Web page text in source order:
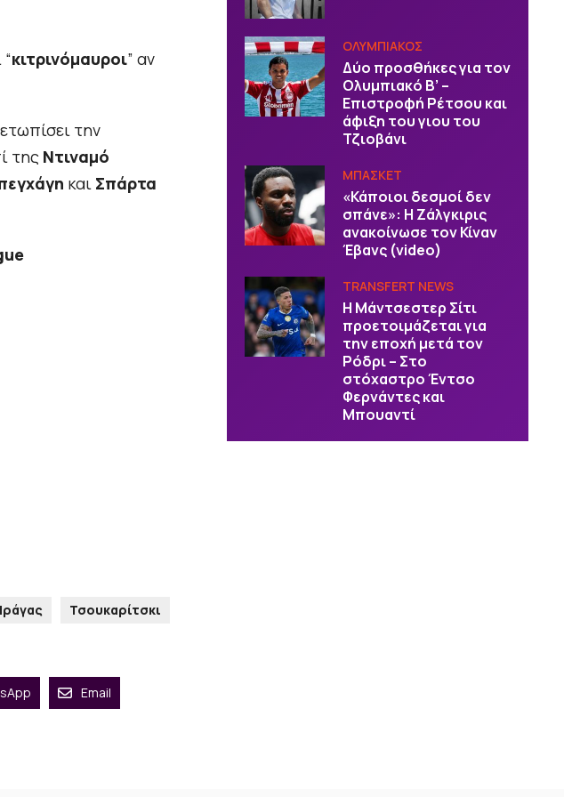
κιτρινόμαυροι” αν
την
της Ντιναμό
και Σπάρτα
Τσουκαρίτσκι
Email
ΟΛΥΜΠΙΑΚΟΣ
Δύο προσθήκες για τον
Ολυμπιακό Β’ –
Επιστροφή Ρέτσου και
άφιξη του γιου του
Τζιοβάνι
ΜΠΑΣΚΕΤ
«Κάποιοι δεσμοί δεν
σπάνε»: Η Ζάλγκιρις
ανακοίνωσε τον Κίναν
Έβανς (video)
TRANSFERT NEWS
Η Μάντσεστερ Σίτι
προετοιμάζεται για
την εποχή μετά τον
Ρόδρι – Στο
στόχαστρο Έντσο
Φερνάντες και
Μπουαντί